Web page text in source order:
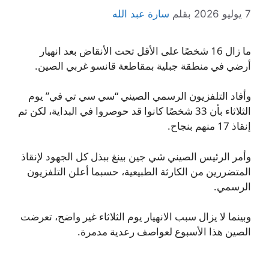
7 يوليو 2026 بقلم سارة عبد الله
ما زال 16 شخصًا على الأقل تحت الأنقاض بعد انهيار
أرضي في منطقة جبلية بمقاطعة قانسو غربي الصين.
وأفاد التلفزيون الرسمي الصيني “سي سي تي في” يوم
الثلاثاء بأن 33 شخصًا كانوا قد حوصروا في البداية، لكن تم
إنقاذ 17 منهم بنجاح.
وأمر الرئيس الصيني شي جين بينغ ببذل كل الجهود لإنقاذ
المتضررين من الكارثة الطبيعية، حسبما أعلن التلفزيون
الرسمي.
وبينما لا يزال سبب الانهيار يوم الثلاثاء غير واضح، تعرضت
الصين هذا الأسبوع لعواصف رعدية مدمرة.